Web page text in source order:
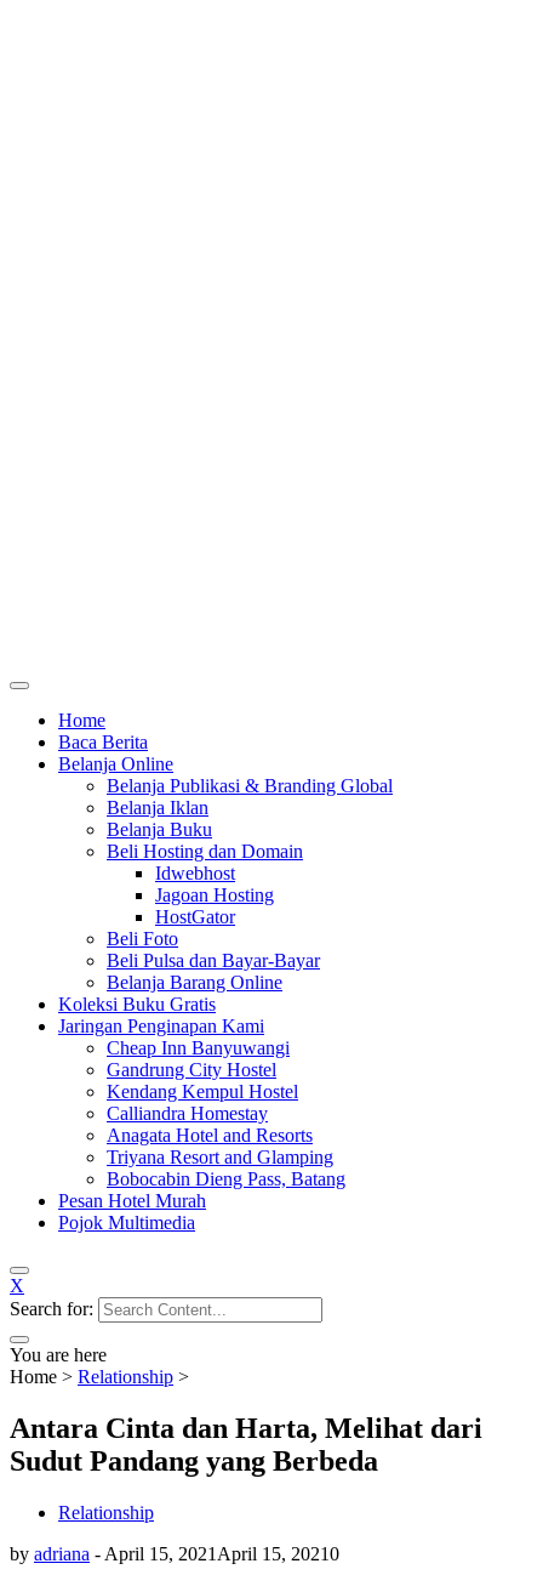
Home
Baca Berita
Belanja Online
Belanja Publikasi & Branding Global
Belanja Iklan
Belanja Buku
Beli Hosting dan Domain
Idwebhost
Jagoan Hosting
HostGator
Beli Foto
Beli Pulsa dan Bayar-Bayar
Belanja Barang Online
Koleksi Buku Gratis
Jaringan Penginapan Kami
Cheap Inn Banyuwangi
Gandrung City Hostel
Kendang Kempul Hostel
Calliandra Homestay
Anagata Hotel and Resorts
Triyana Resort and Glamping
Bobocabin Dieng Pass, Batang
Pesan Hotel Murah
Pojok Multimedia
X
Search for:
You are here
Home > Relationship >
Antara Cinta dan Harta, Melihat dari
Sudut Pandang yang Berbeda
Relationship
by adriana - April 15, 2021 April 15, 20210